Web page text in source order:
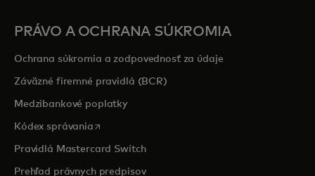
PRÁVO A OCHRANA SÚKROMIA
Ochrana súkromia a zodpovednosť za údaje
Záväzné firemné pravidlá (BCR)
Medzibankové poplatky
Kódex správaniaopens in a new tab
Pravidlá Mastercard Switch
Prehľad právnych predpisov